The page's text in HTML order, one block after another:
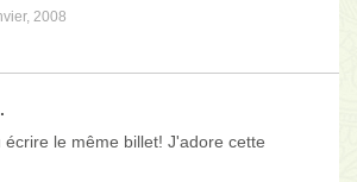
2008
écrire le même billet! J'adore cette